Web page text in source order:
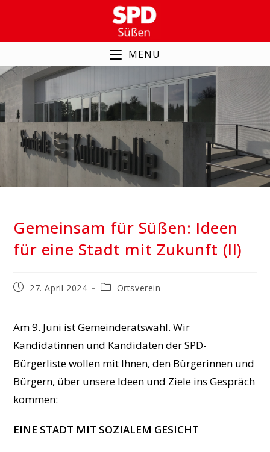
MENÜ
Gemeinsam für Süßen:
Ideen für eine Stadt mit
Zukunft (II)
Gemeinsam für Süßen: Ideen
für eine Stadt mit Zukunft (II)
Beitrag27. April 2024
Beitrags-
Ortsverein
Am 9. Juni ist Gemeinderatswahl. Wir
Kandidatinnen und Kandidaten der SPD-
Bürgerliste wollen mit Ihnen, den Bürgerinnen und
Bürgern, über unsere Ideen und Ziele ins Gespräch
kommen:
EINE STADT MIT SOZIALEM GESICHT